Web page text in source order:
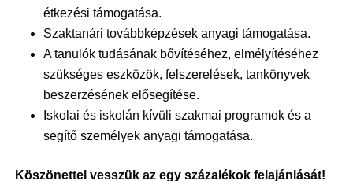
étkezési támogatása.
Szaktanári továbbképzések anyagi támogatása.
A tanulók tudásának bővítéséhez, elmélyítéséhez
szükséges eszközök, felszerelések, tankönyvek
beszerzésének elősegítése.
Iskolai és iskolán kívüli szakmai programok és a
segítő személyek anyagi támogatása.
Köszönettel vesszük az egy százalékok felajánlását!